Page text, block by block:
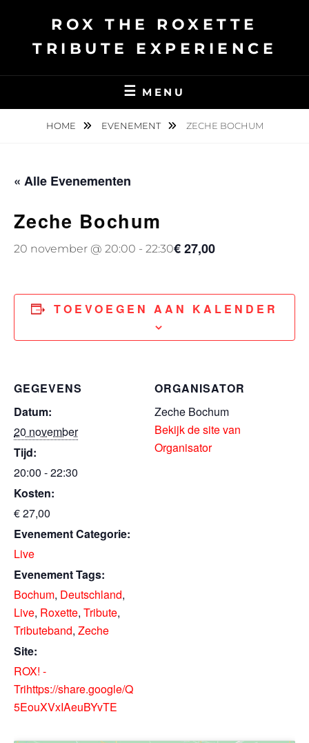
ROX THE ROXETTE
TRIBUTE EXPERIENCE
MENU
HOME EVENEMENT ZECHE BOCHUM
« Alle Evenementen
Zeche Bochum
20 november @ 20:00 - 22:30€ 27,00
TOEVOEGEN AAN KALENDER
GEGEVENS
Datum:
20 november
Tijd:
20:00 - 22:30
Kosten:
€ 27,00
Evenement Categorie:
Live
Evenement Tags:
Bochum, Deutschland,
Live, Roxette, Tribute,
Tributeband, Zeche
Site:
ROX! -
Trihttps://share.google/Q
5EouXVxIAeuBYvTE
ORGANISATOR
Zeche Bochum
Bekijk de site van
Organisator